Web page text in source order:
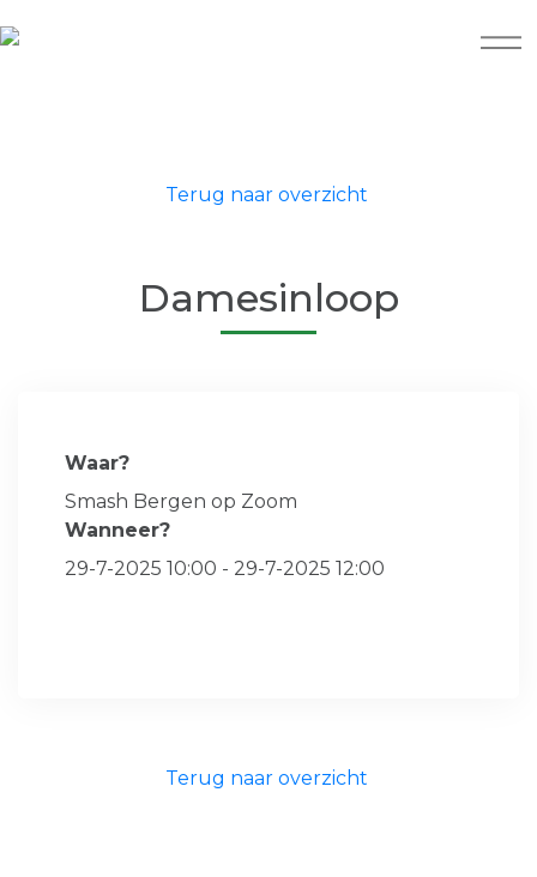
Terug naar overzicht
Damesinloop
Waar?
Smash Bergen op Zoom
Wanneer?
29-7-2025 10:00 - 29-7-2025 12:00
Terug naar overzicht